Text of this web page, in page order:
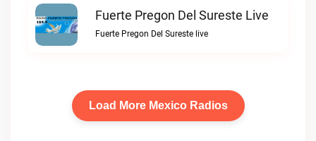
Fuerte Pregon Del Sureste Live
Fuerte Pregon Del Sureste live
Load More Mexico Radios